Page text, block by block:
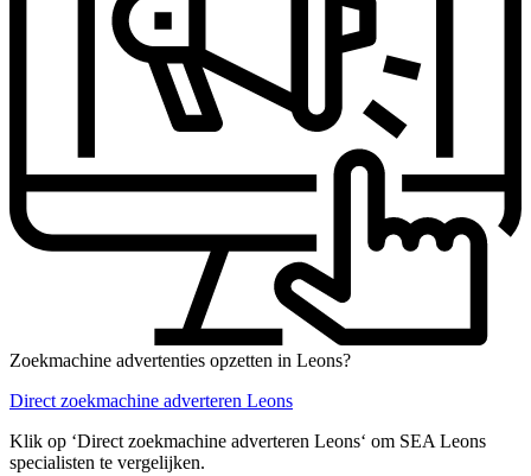
Zoekmachine advertenties opzetten in Leons?
Direct zoekmachine adverteren Leons
Klik op ‘Direct zoekmachine adverteren Leons‘ om SEA Leons
specialisten te vergelijken.